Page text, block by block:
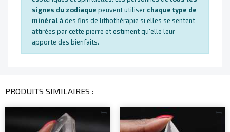
signes du zodiaque peuvent utiliser chaque type de
minéralà des fins de lithothérapie si elles se sentent
attirées par cette pierre et estiment qu'elle leur
apporte des bienfaits.
PRODUITS SIMILAIRES :